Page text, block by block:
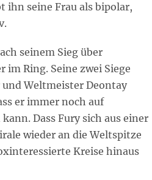
ihn seine Frau als bipolar,
seinem Sieg über
im Ring. Seine zwei Siege
Weltmeister Deontay
er immer noch auf
Dass Fury sich aus einer
wieder an die Weltspitze
Kreise hinaus